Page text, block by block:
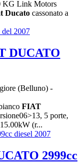
KG Link Motors
Ducato cassonato a
DUCATO
(Belluno) -
FIAT
5 porte,
(r...
2999cc